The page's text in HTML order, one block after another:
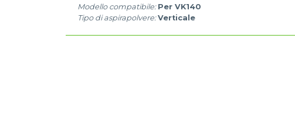
Modello compatibile: Per VK140
Tipo di aspirapolvere: Verticale